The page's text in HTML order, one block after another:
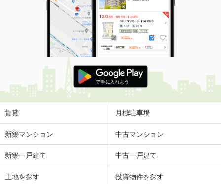
賃貸 月極駐車場
新築マンション 中古マンション
新築一戸建て 中古一戸建て
土地を探す 投資物件を探す